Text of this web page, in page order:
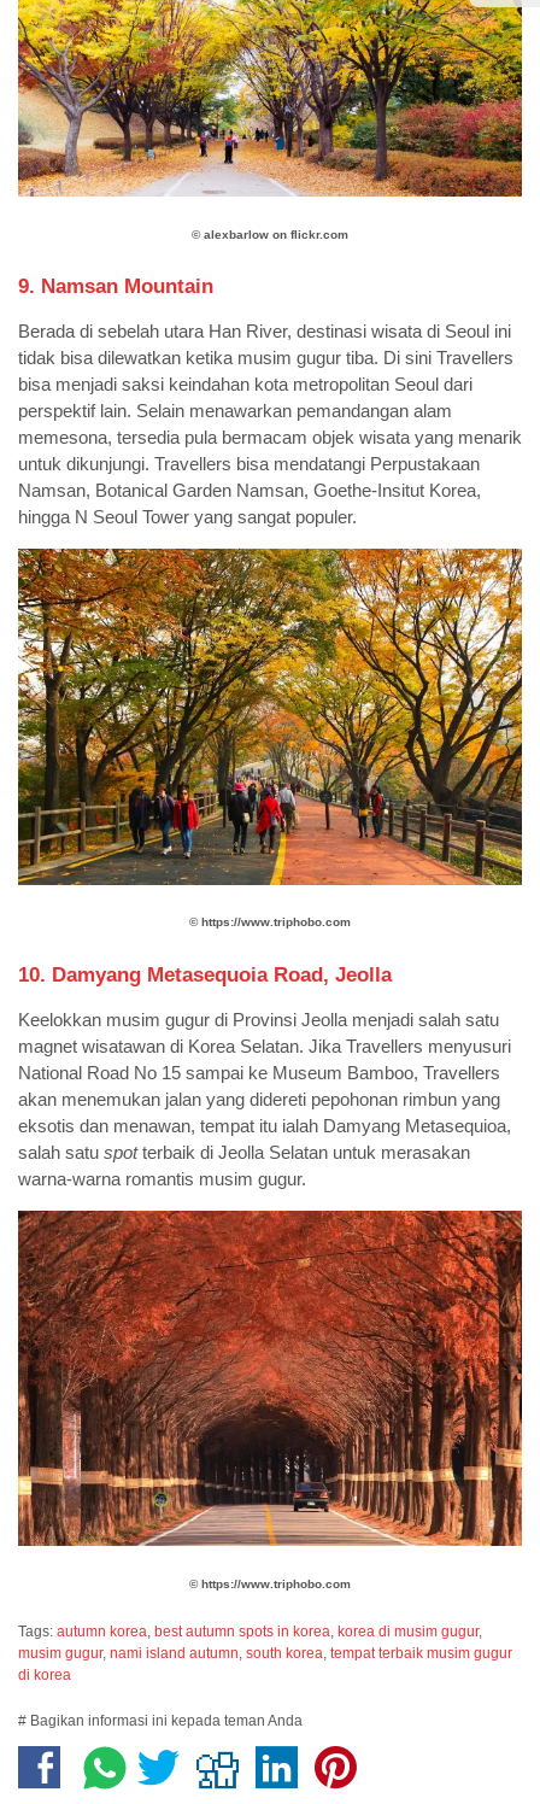
©️alexbarlow on flickr.com
9. Namsan Mountain
Berada di sebelah utara Han River, destinasi wisata di Seoul ini
tidak bisa dilewatkan ketika musim gugur tiba. Di sini Travellers
bisa menjadi saksi keindahan kota metropolitan Seoul dari
perspektif lain. Selain menawarkan pemandangan alam
memesona, tersedia pula bermacam objek wisata yang menarik
untuk dikunjungi. Travellers bisa mendatangi Perpustakaan
Namsan, Botanical Garden Namsan, Goethe-Insitut Korea,
hingga N Seoul Tower yang sangat populer.
©️https://www.triphobo.com
10. Damyang Metasequoia Road, Jeolla
Keelokkan musim gugur di Provinsi Jeolla menjadi salah satu
magnet wisatawan di Korea Selatan. Jika Travellers menyusuri
National Road No 15 sampai ke Museum Bamboo, Travellers
akan menemukan jalan yang didereti pepohonan rimbun yang
eksotis dan menawan, tempat itu ialah Damyang Metasequioa,
salah satu spotterbaik di Jeolla Selatan untuk merasakan
warna-warna romantis musim gugur.
©️https://www.triphobo.com
Tags: autumn korea, best autumn spots in korea, korea di musim gugur,
musim gugur, nami island autumn, south korea, tempat terbaik musim gugur
di korea
# Bagikan informasi ini kepada teman Anda